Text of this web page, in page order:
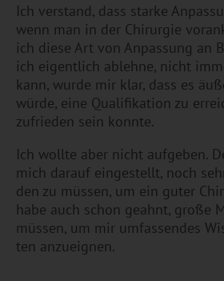
Ich ver­stand, dass star­ke
wenn man in der Chir­ur­gie
ich diese Art von An­pas­sung an
ich ei­gent­lich ab­leh­ne, nicht
kann, wurde mir klar, dass es
würde, eine Qua­li­fi­ka­ti­on zu
zu­frie­den sein konn­te.
Ich woll­te aber nicht auf­ge­ben.
mich dar­auf ein­ge­stellt, noch
den zu müs­sen, um ein guter
habe auch schon ge­ahnt, große
müs­sen, um mir um­fas­sen­des
ten an­zu­eig­nen.